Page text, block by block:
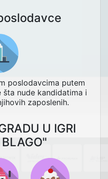
poslodavcima putem
šta nude kandidatima i
zaposlenih.
U IGRI